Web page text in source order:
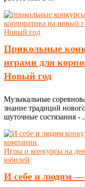
Новый год
Прикольные
играми для
Новый год
Музыкальные
знание традиций
шуточные состязания -
Игры и конкурсы на
юбилей
И себе и людям —